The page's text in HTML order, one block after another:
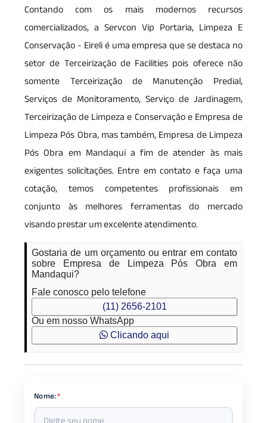
Contando com os mais modernos recursos
comercializados, a Servcon Vip Portaria, Limpeza E
Conservação - Eireli é uma empresa que se destaca no
setor de Terceirização de Facilities pois oferece não
somente Terceirização de Manutenção Predial,
Serviços de Monitoramento, Serviço de Jardinagem,
Terceirização de Limpeza e Conservação e Empresa de
Limpeza Pós Obra, mas também, Empresa de Limpeza
Pós Obra em Mandaqui a fim de atender às mais
exigentes solicitações. Entre em contato e faça uma
cotação, temos competentes profissionais em
conjunto às melhores ferramentas do mercado
visando prestar um excelente atendimento.
Gostaria de um orçamento ou entrar em contato
sobre Empresa de Limpeza Pós Obra em
Mandaqui?
Fale conosco pelo telefone
(11) 2656-2101
Ou em nosso WhatsApp
Clicando aqui
Nome:*